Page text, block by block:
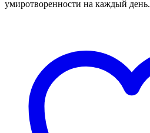
умиротворенности на каждый день.